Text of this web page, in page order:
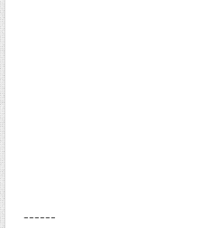
------